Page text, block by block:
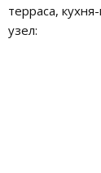
терраса,
узел: